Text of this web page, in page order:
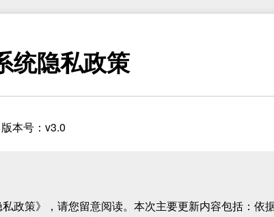
统隐私政策
版本号：v3.0
政策》，请您留意阅读。本次主要更新内容包括：依